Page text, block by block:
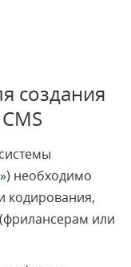
создания
») необходимо
кодирования,
или